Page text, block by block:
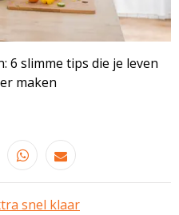
6 slimme tips die je leven
maken
snel klaar